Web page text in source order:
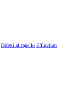
Difetti al capello Effluvium